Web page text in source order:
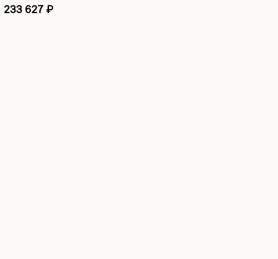
233 627 ₽